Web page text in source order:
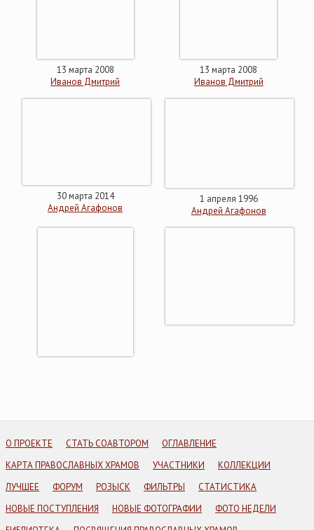
13 марта 2008
Иванов Дмитрий
13 марта 2008
Иванов Дмитрий
30 марта 2014
Андрей Агафонов
1 апреля 1996
Андрей Агафонов
О ПРОЕКТЕ СТАТЬ СОАВТОРОМ
ОГЛАВЛЕНИЕ
КАРТА ПРАВОСЛАВНЫХ ХРАМОВ
УЧАСТНИКИ
КОЛЛЕКЦИИ
ЛУЧШЕЕ
ФОРУМ РОЗЫСК ФИЛЬТРЫ
СТАТИСТИКА
НОВЫЕ ПОСТУПЛЕНИЯ
НОВЫЕ ФОТОГРАФИИ
ФОТО НЕДЕЛИ